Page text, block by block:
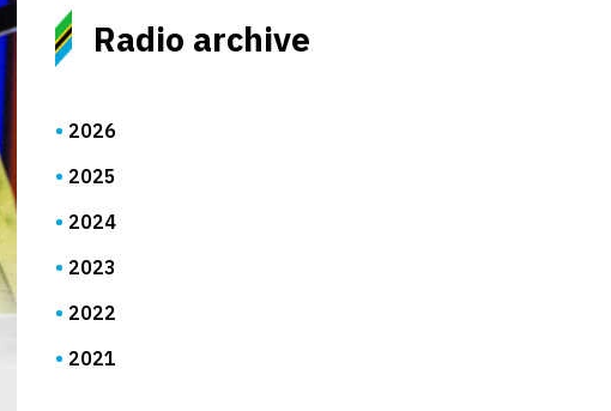
Radio archive
2026
2025
2024
2023
2022
2021